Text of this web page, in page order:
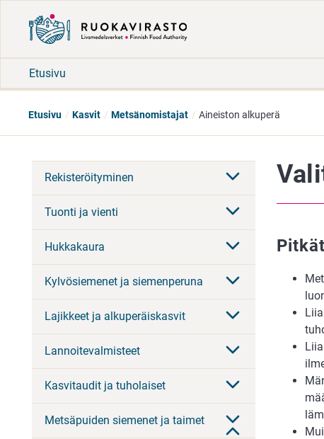
Etusivu
Etusivu Kasvit Metsänomistajat Aineiston alkuperä
Rekisteröityminen
Tuonti ja vienti
Hukkakaura
Kylvösiemenet ja siemenperuna
Lajikkeet ja alkuperäiskasvit
Lannoitevalmisteet
Kasvitaudit ja tuholaiset
Metsäpuiden siemenet ja taimet